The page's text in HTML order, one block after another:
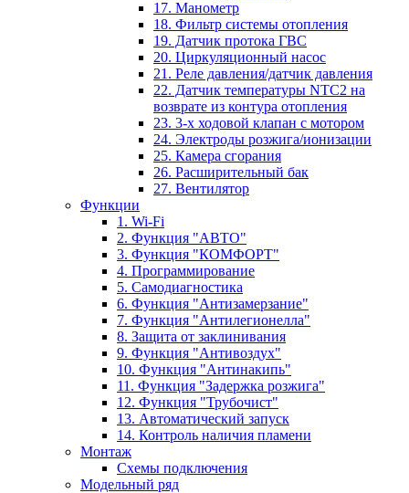
17. Манометр
18. Фильтр системы отопления
19. Датчик протока ГВС
20. Циркуляционный насос
21. Реле давления/датчик давления
22. Датчик температуры NTC2 на
возврате из контура отопления
23. 3-х ходовой клапан с мотором
24. Электроды розжига/ионизации
25. Камера сгорания
26. Расширительный бак
27. Вентилятор
Функции
1. Wi-Fi
2. Функция "АВТО"
3. Функция "КОМФОРТ"
4. Программирование
5. Самодиагностика
6. Функция "Антизамерзание"
7. Функция "Антилегионелла"
8. Защита от заклинивания
9. Функция "Антивоздух"
10. Функция "Антинакипь"
11. Функция "Задержка розжига"
12. Функция "Трубочист"
13. Автоматический запуск
14. Контроль наличия пламени
Монтаж
Схемы подключения
Модельный ряд